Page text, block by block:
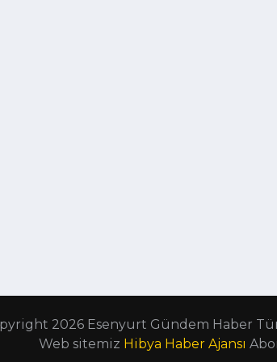
2026 Esenyurt Gündem Haber
Web sitemiz Hibya Haber Ajansı